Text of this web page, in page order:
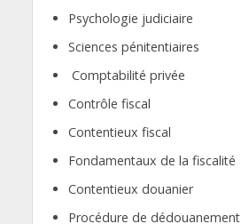
Psychologie judiciaire
Sciences pénitentiaires
Comptabilité privée
Contrôle fiscal
Contentieux fiscal
Fondamentaux de la fiscalité
Contentieux douanier
Procédure de dédouanement